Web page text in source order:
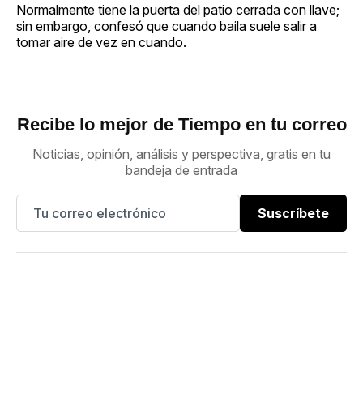
Normalmente tiene la puerta del patio cerrada con llave;
sin embargo, confesó que cuando baila suele salir a
tomar aire de vez en cuando.
Recibe lo mejor de Tiempo en tu correo
Noticias, opinión, análisis y perspectiva, gratis en tu
bandeja de entrada
Suscríbete